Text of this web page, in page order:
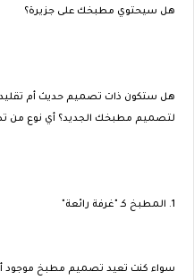
هل سيحتوي مطبخك على جزيرة؟
هل ستكون ذات تصميم حديث أم
لتصميم مطبخك الجديد؟ أي نوع من
سواء كنت تعيد تصميم مطبخ موجود